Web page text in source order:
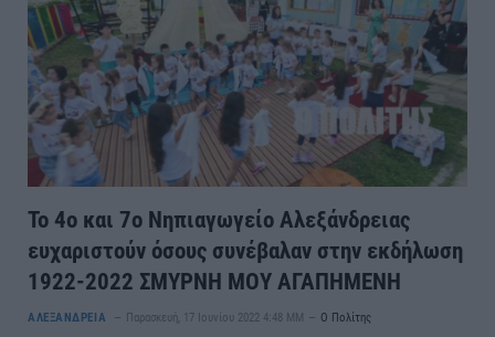
Το 4ο και 7ο Νηπιαγωγείο Αλεξάνδρειας
ευχαριστούν όσους συνέβαλαν στην εκδήλωση
1922-2022 ΣΜΥΡΝΗ ΜΟΥ ΑΓΑΠΗΜΕΝΗ
ΑΛΕΞΑΝΔΡΕΙΑ Παρασκευή, 17 Ιουνίου 2022 4:48 ΜΜ Ο Πολίτης